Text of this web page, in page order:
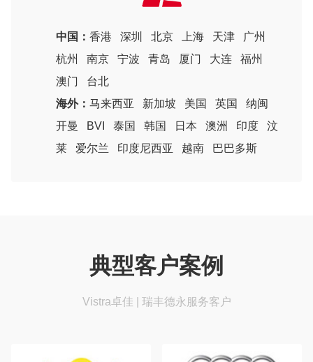
中国： 香港 深圳 北京 上海 天津
广州
杭州
南京 宁波 青岛 厦门 大连
福州
澳门
台北
海外： 马来西亚 新加坡 美国 英国
纳闽
开曼
BVI 泰国 韩国 日本 澳洲 印度
汶
莱
爱尔兰 印度尼西亚 越南 巴巴多斯
典型客户案例
Vistra卓佳 | 瑞丰德永服务客户